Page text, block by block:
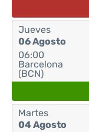
Jueves
06 Agosto
06:00
Barcelona
(BCN)
Martes
04 Agosto